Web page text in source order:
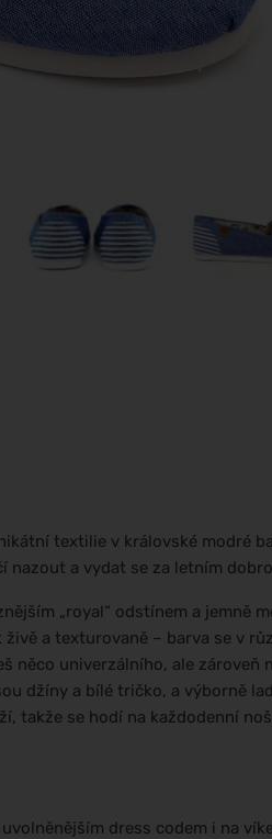
textilie v královské modré
nazout a vydat se za letním
„royal“ odstínem a jemně
a texturovaně – barva se v
něco univerzálního, ale zároveň
džíny a bílé tričko, a výborně
takže se hodí na každodenní
dress codem i na